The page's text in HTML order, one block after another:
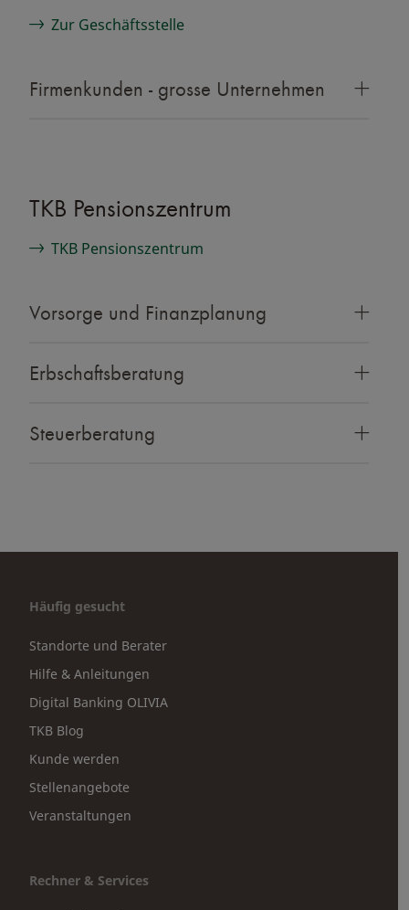
Zur Geschäftsstelle
Firmenkunden - grosse Unternehmen
TKB Pensionszentrum
TKB Pensionszentrum
Vorsorge und Finanzplanung
Erbschaftsberatung
Steuerberatung
Häufig gesucht
Standorte und Berater
Hilfe & Anleitungen
Digital Banking OLIVIA
TKB Blog
Kunde werden
Stellenangebote
Veranstaltungen
Rechner & Services